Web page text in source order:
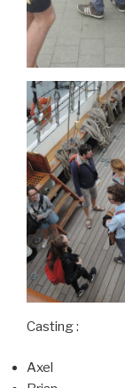
Casting :
Axel